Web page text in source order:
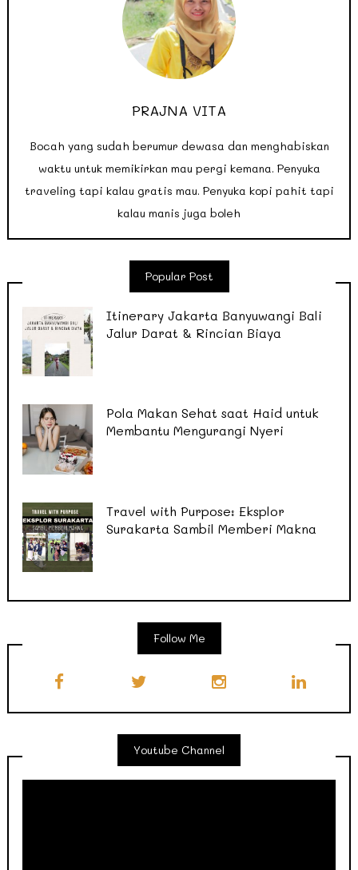
PRAJNA VITA
Bocah yang sudah berumur dewasa dan menghabiskan
waktu untuk memikirkan mau pergi kemana. Penyuka
traveling tapi kalau gratis mau. Penyuka kopi pahit tapi
kalau manis juga boleh
Popular Post
Itinerary Jakarta Banyuwangi Bali
Jalur Darat & Rincian Biaya
Pola Makan Sehat saat Haid untuk
Membantu Mengurangi Nyeri
Travel with Purpose: Eksplor
Surakarta Sambil Memberi Makna
Follow Me
Youtube Channel